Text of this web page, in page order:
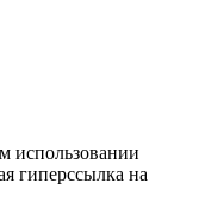
использовании
гиперссылка на